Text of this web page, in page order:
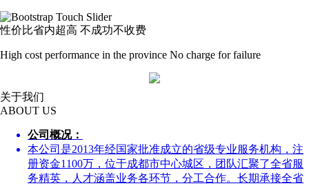
性价比省内超高 不成功不收费
High cost performance in the province No charge for failure
关于我们
ABOUT US
公司概况：
本公司是2013年经国家批准成立的省级专业服务机构，注
册资金1100万，位于成都市中心城区，团队汇聚了全省服
务精英，人才涵盖业务各环节，分工合作。长期承接全省